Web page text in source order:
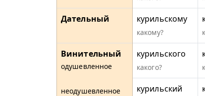
Дательный курильскому
какому?
Винительный
одушевленное
неодушевленное
курильского
какого?
курильский